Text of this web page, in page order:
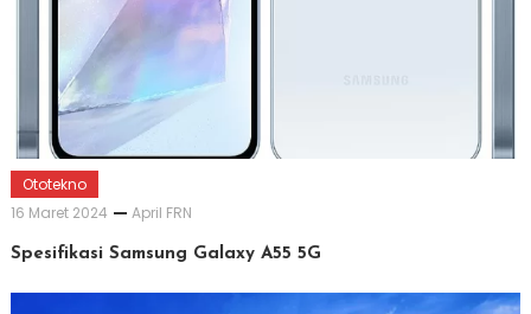
Ototekno
16 Maret 2024
April FRN
Spesifikasi Samsung Galaxy A55 5G